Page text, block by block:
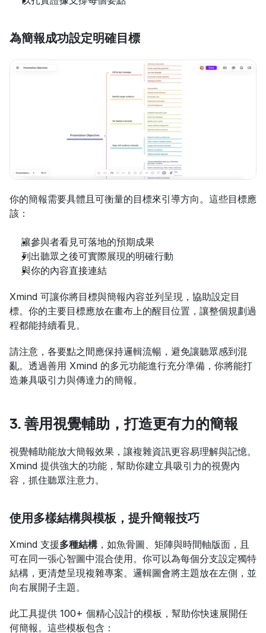
為簡報成功設定明確目標
你的簡報需要具體且可衡量的目標來引導方向。這些目標應
該：
讓參與者看見可落地的預期成果
列出聽眾之後可實際展現的明確行動
與你的內容直接連結
Xmind 可讓你將目標與簡報內容並列呈現，協助設定目
標。你的主要目標應放在畫布上的醒目位置，讓整個規劃過
程都能持續看見。
請注意，各要點之間應保持邏輯流暢，避免讓聽眾感到混
亂。透過善用 Xmind 的多元功能進行充分準備，你將能打
造兼具吸引力與傳達力的簡報。
3. 善用視覺輔助，打造更有力的簡報
視覺輔助能放大簡報效果，讓複雜資訊更容易理解與記憶。
Xmind 提供強大的功能，幫助你建立具吸引力的視覺內
容，抓住聽眾注意力。
使用多樣結構與模板，提升簡報技巧
Xmind 支援多種結構 ，如魚骨圖、矩陣與時間軸版面，且
可在同一張心智圖中混合使用。你可以為每個分支設定獨特
結構，更清楚呈現複雜專案。邏輯圖會將主題放在左側，並
向右展開子主題。
此工具提供 100+ 個精心設計的模板，幫助你快速展開任
何簡報。這些模板包含：